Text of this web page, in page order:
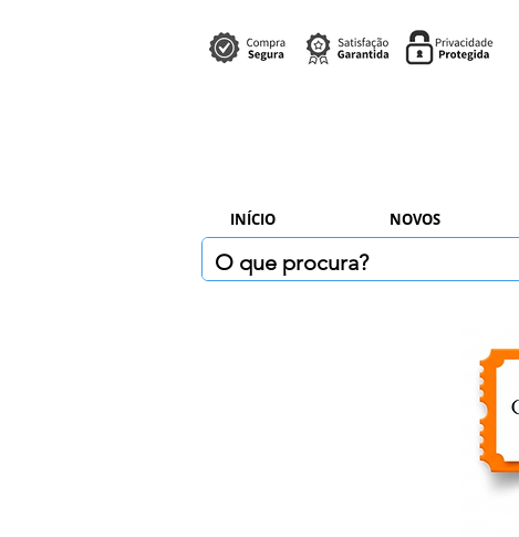
INÍCIO NOVOS